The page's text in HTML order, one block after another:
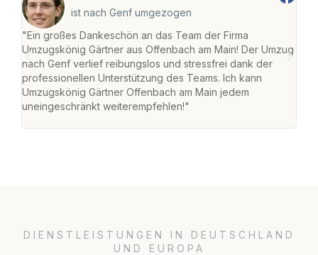
ist nach Genf umgezogen
"Ein großes Dankeschön an das Team der Firma
Umzugskönig Gärtner aus Offenbach am Main! Der Umzug
nach Genf verlief reibungslos und stressfrei dank der
professionellen Unterstützung des Teams. Ich kann
Umzugskönig Gärtner Offenbach am Main jedem
uneingeschränkt weiterempfehlen!"
DIENSTLEISTUNGEN IN DEUTSCHLAND
UND EUROPA